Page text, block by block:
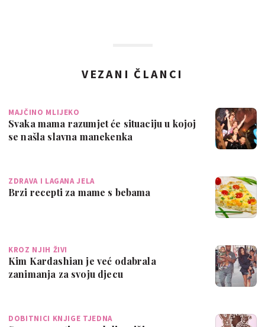
VEZANI ČLANCI
MAJČINO MLIJEKO
Svaka mama razumjet će situaciju u kojoj
se našla slavna manekenka
ZDRAVA I LAGANA JELA
Brzi recepti za mame s bebama
KROZ NJIH ŽIVI
Kim Kardashian je već odabrala
zanimanja za svoju djecu
DOBITNICI KNJIGE TJEDNA